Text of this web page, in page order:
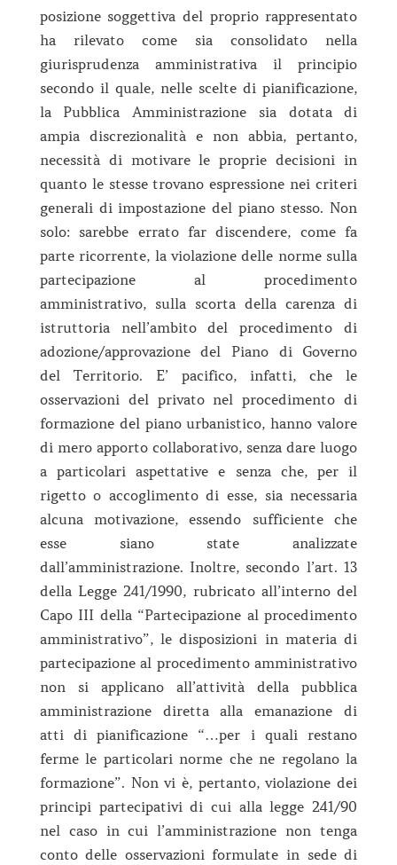
posizione soggettiva del proprio rappresentato
ha rilevato come sia consolidato nella
giurisprudenza amministrativa il principio
secondo il quale, nelle scelte di pianificazione,
la Pubblica Amministrazione sia dotata di
ampia discrezionalità e non abbia, pertanto,
necessità di motivare le proprie decisioni in
quanto le stesse trovano espressione nei criteri
generali di impostazione del piano stesso. Non
solo: sarebbe errato far discendere, come fa
parte ricorrente, la violazione delle norme sulla
partecipazione al procedimento
amministrativo, sulla scorta della carenza di
istruttoria nell’ambito del procedimento di
adozione/approvazione del Piano di Governo
del Territorio. E’ pacifico, infatti, che le
osservazioni del privato nel procedimento di
formazione del piano urbanistico, hanno valore
di mero apporto collaborativo, senza dare luogo
a particolari aspettative e senza che, per il
rigetto o accoglimento di esse, sia necessaria
alcuna motivazione, essendo sufficiente che
esse siano state analizzate
dall’amministrazione. Inoltre, secondo l’art. 13
della Legge 241/1990, rubricato all’interno del
Capo III della “Partecipazione al procedimento
amministrativo”, le disposizioni in materia di
partecipazione al procedimento amministrativo
non si applicano all’attività della pubblica
amministrazione diretta alla emanazione di
atti di pianificazione “…per i quali restano
ferme le particolari norme che ne regolano la
formazione”. Non vi è, pertanto, violazione dei
principi partecipativi di cui alla legge 241/90
nel caso in cui l’amministrazione non tenga
conto delle osservazioni formulate in sede di